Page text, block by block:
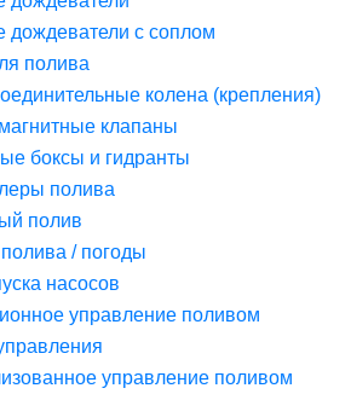
дождеватели с соплом
полива
колена (крепления)
клапаны
боксы и гидранты
полива
полив
/ погоды
насосов
управление поливом
управление поливом